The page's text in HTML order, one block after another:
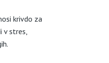
krivdo za
v stres,